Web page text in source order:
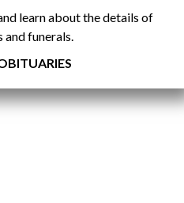
learn about the details of
and funerals.